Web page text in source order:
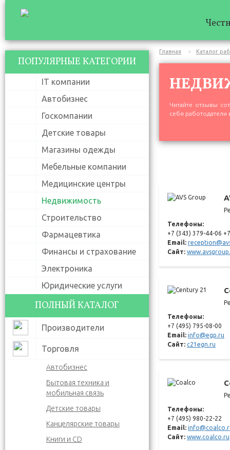
ПОПУЛЯРНЫЕ КАТЕГОРИИ
IT компании
Автобизнес
Госкомпании
Детские товары
Магазины одежды
Мебельные компании
Медицинские центры
Недвижимость
Строительство
Фармацевтика
Финансы и страхование
Электроника
Юридические услуги
ПОЛНЫЙ КАТАЛОГ
Производители
Торговля
Автобизнес
Бытовая техника и
мобильная связь
Детские товары
Канцелярские товары
Книги и CD
Главная Каталог
Читайте отзывы
себя
Телефоны:
+7 (343) 379-44-06
Email:
Сайт:
Телефоны:
+7 (495) 795-08-00
Email: info@egp.ru
Сайт: c21egn.ru
Телефоны:
+7 (495) 980-22-22
Email:
Сайт: www.coalco.ru